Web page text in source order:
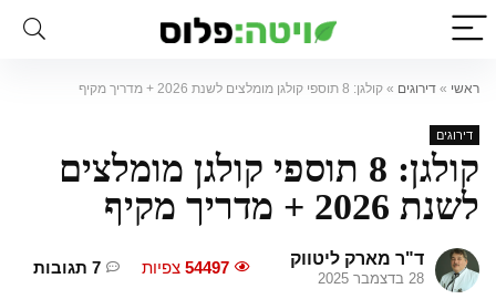
ראשי » דירוגים » קולגן: 8 תוספי קולגן מומלצים לשנת 2026 + מדריך מקיף
דירוגים
קולגן: 8 תוספי קולגן מומלצים
לשנת 2026 + מדריך מקיף
ד"ר מארק ליטווק
28 בדצמבר 2025
54497 צפיות 7 תגובות